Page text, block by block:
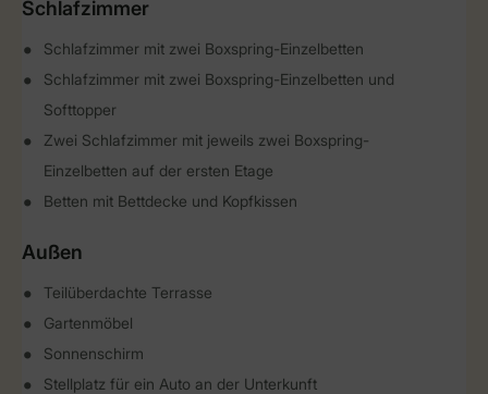
Schlafzimmer
Schlafzimmer mit zwei Boxspring-Einzelbetten
Schlafzimmer mit zwei Boxspring-Einzelbetten und
Softtopper
Zwei Schlafzimmer mit jeweils zwei Boxspring-
Einzelbetten auf der ersten Etage
Betten mit Bettdecke und Kopfkissen
Außen
Teilüberdachte Terrasse
Gartenmöbel
Sonnenschirm
Stellplatz für ein Auto an der Unterkunft